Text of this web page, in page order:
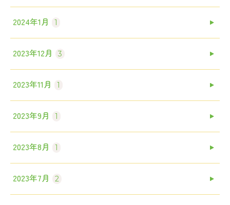
2024年1月 1
2023年12月 3
2023年11月 1
2023年9月 1
2023年8月 1
2023年7月 2